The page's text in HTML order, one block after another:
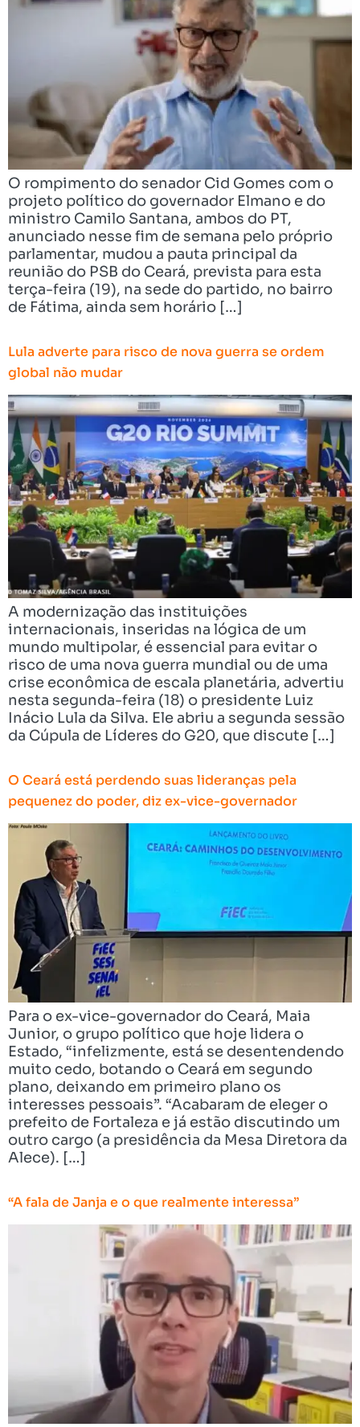
O rompimento do senador Cid Gomes com o
projeto político do governador Elmano e do
ministro Camilo Santana, ambos do PT,
anunciado nesse fim de semana pelo próprio
parlamentar, mudou a pauta principal da
reunião do PSB do Ceará, prevista para esta
terça-feira (19), na sede do partido, no bairro
de Fátima, ainda sem horário […]
Lula adverte para risco de nova guerra se ordem
global não mudar
A modernização das instituições
internacionais, inseridas na lógica de um
mundo multipolar, é essencial para evitar o
risco de uma nova guerra mundial ou de uma
crise econômica de escala planetária, advertiu
nesta segunda-feira (18) o presidente Luiz
Inácio Lula da Silva. Ele abriu a segunda sessão
da Cúpula de Líderes do G20, que discute […]
O Ceará está perdendo suas lideranças pela
pequenez do poder, diz ex-vice-governador
Para o ex-vice-governador do Ceará, Maia
Junior, o grupo político que hoje lidera o
Estado, “infelizmente, está se desentendendo
muito cedo, botando o Ceará em segundo
plano, deixando em primeiro plano os
interesses pessoais”. “Acabaram de eleger o
prefeito de Fortaleza e já estão discutindo um
outro cargo (a presidência da Mesa Diretora da
Alece). […]
“A fala de Janja e o que realmente interessa”